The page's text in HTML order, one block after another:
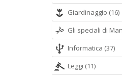
Giardinaggio (16)
Gli speciali di
Informatica (37)
Leggi (11)